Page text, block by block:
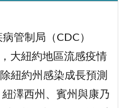
管制局（CDC）
大紐約地區流感疫情
紐約州感染成長預測
澤西州、賓州與康乃